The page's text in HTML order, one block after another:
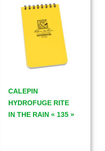
CALEPIN
HYDROFUGE RITE
IN THE RAIN « 135 »